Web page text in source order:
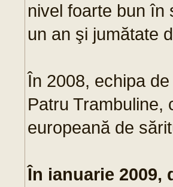
nivel foarte bun în
un an şi jumătate
În 2008, echipa
Patru Trambuline,
europeană de
În ianuarie